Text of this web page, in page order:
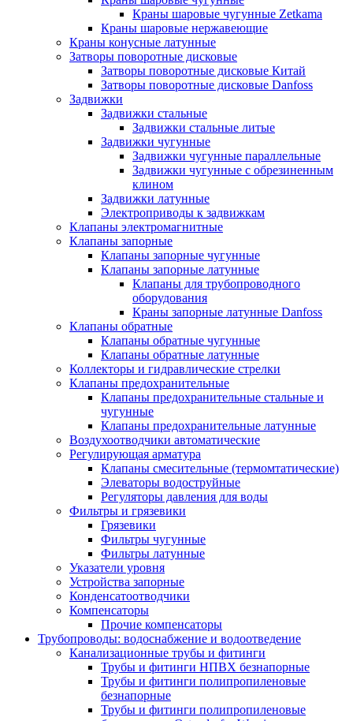
Краны шаровые чугунные Zetkama
Краны шаровые нержавеющие
Краны конусные латунные
Затворы поворотные дисковые
Затворы поворотные дисковые Китай
Затворы поворотные дисковые Danfoss
Задвижки
Задвижки стальные
Задвижки стальные литые
Задвижки чугунные
Задвижки чугунные параллельные
Задвижки чугунные с обрезиненным
клином
Задвижки латунные
Электроприводы к задвижкам
Клапаны электромагнитные
Клапаны запорные
Клапаны запорные чугунные
Клапаны запорные латунные
Клапаны для трубопроводного
оборудования
Краны запорные латунные Danfoss
Клапаны обратные
Клапаны обратные чугунные
Клапаны обратные латунные
Коллекторы и гидравлические стрелки
Клапаны предохранительные
Клапаны предохранительные стальные и
чугунные
Клапаны предохранительные латунные
Воздухоотводчики автоматические
Регулирующая арматура
Клапаны смесительные (термомтатические)
Элеваторы водоструйные
Регуляторы давления для воды
Фильтры и грязевики
Грязевики
Фильтры чугунные
Фильтры латунные
Указатели уровня
Устройства запорные
Конденсатоотводчики
Компенсаторы
Прочие компенсаторы
Трубопроводы: водоснабжение и водоотведение
Канализационные трубы и фитинги
Трубы и фитинги НПВХ безнапорные
Трубы и фитинги полипропиленовые
безнапорные
Трубы и фитинги полипропиленовые